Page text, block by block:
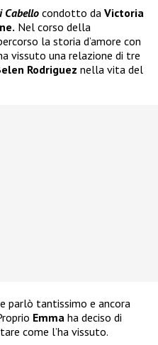
Cabellocondotto da Victoria
Nel corso della
la storia d’amore con
vissuto una relazione di tre
Rodriguez nella vita del
parlò tantissimo e ancora
Emma ha deciso di
come l’ha vissuto.